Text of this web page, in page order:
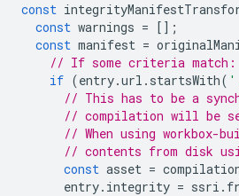
const
const warnings = [];
const manifest =
// If some criteria match:
if (entry.url . startsWith(
// This has to be a
// compilation will be set
// When using
// contents from disk
const asset =
entry. integrity = ssri .